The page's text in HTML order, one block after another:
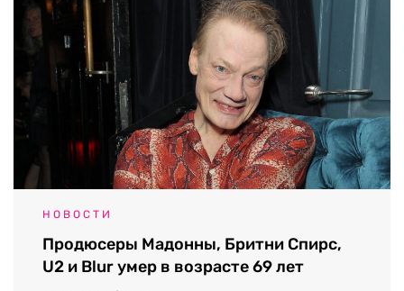
НОВОСТИ
Продюсеры Мадонны, Бритни Спирс,
U2 и Blur умер в возрасте 69 лет